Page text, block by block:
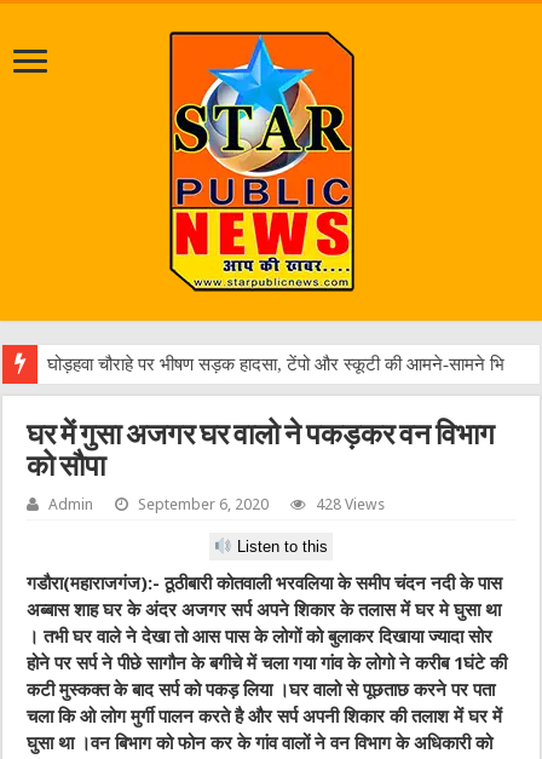
विकसि
घर में गुसा अजगर घर वालो ने पकड़कर वन विभाग
को सौपा
Admin September 6, 2020 428 Views
Listen to this
गडौरा(महाराजगंज):- ठूठीबारी कोतवाली भरवलिया के समीप चंदन नदी के पास
अब्बास शाह घर के अंदर अजगर सर्प अपने शिकार के तलास में घर मे घुसा था
। तभी घर वाले ने देखा तो आस पास के लोगों को बुलाकर दिखाया ज्यादा सोर
होने पर सर्प ने पीछे सागौन के बगीचे में चला गया गांव के लोगो ने करीब 1घंटे की
कटी मुस्कक्त के बाद सर्प को पकड़ लिया ।घर वालो से पूछताछ करने पर पता
चला कि ओ लोग मुर्गी पालन करते है और सर्प अपनी शिकार की तलाश में घर में
घुसा था ।वन बिभाग को फोन कर के गांव वालों ने वन विभाग के अधिकारी को